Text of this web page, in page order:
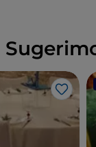
Gosto